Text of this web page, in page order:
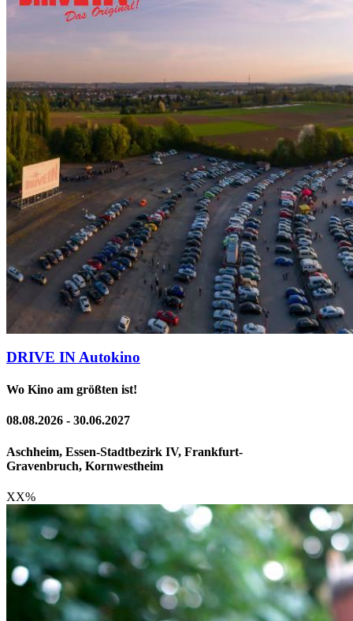
DRIVE IN Autokino
Wo Kino am größten ist!
08.08.2026 - 30.06.2027
Aschheim, Essen-Stadtbezirk IV, Frankfurt-
Gravenbruch, Kornwestheim
XX%